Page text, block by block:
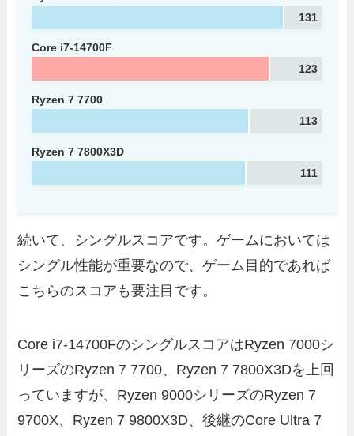
131
Core i7-14700F
123
Ryzen 7 7700
113
Ryzen 7 7800X3D
111
続いて、シングルスコアです。ゲームにおいては
シングル性能が重要なので、ゲーム目的であれば
こちらのスコアも要注目です。
Core i7-14700FのシングルスコアはRyzen 7000シ
リーズのRyzen 7 7700、Ryzen 7 7800X3Dを上回
っていますが、Ryzen 9000シリーズのRyzen 7
9700X、Ryzen 7 9800X3D、後継のCore Ultra 7